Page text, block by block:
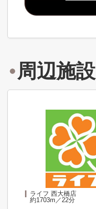
周辺施設
ライフ 西大橋店
約1703m／22分